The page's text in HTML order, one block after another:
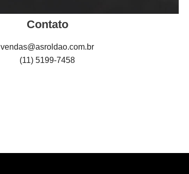
Contato
vendas@asroldao.com.br
(11) 5199-7458